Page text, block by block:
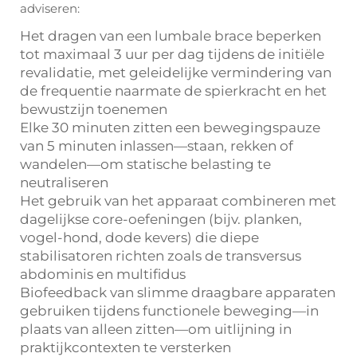
adviseren:
Het dragen van een lumbale brace beperken
tot maximaal 3 uur per dag tijdens de initiële
revalidatie, met geleidelijke vermindering van
de frequentie naarmate de spierkracht en het
bewustzijn toenemen
Elke 30 minuten zitten een bewegingspauze
van 5 minuten inlassen—staan, rekken of
wandelen—om statische belasting te
neutraliseren
Het gebruik van het apparaat combineren met
dagelijkse core-oefeningen (bijv. planken,
vogel-hond, dode kevers) die diepe
stabilisatoren richten zoals de transversus
abdominis en multifidus
Biofeedback van slimme draagbare apparaten
gebruiken tijdens functionele beweging—in
plaats van alleen zitten—om uitlijning in
praktijkcontexten te versterken